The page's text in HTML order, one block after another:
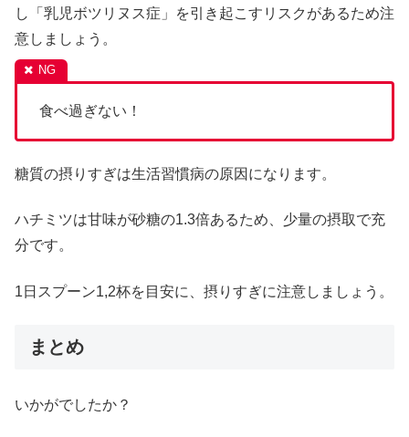
し「乳児ボツリヌス症」を引き起こすリスクがあるため注
意しましょう。
食べ過ぎない！
糖質の摂りすぎは生活習慣病の原因になります。
ハチミツは甘味が砂糖の1.3倍あるため、少量の摂取で充
分です。
1日スプーン1,2杯を目安に、摂りすぎに注意しましょう。
まとめ
いかがでしたか？